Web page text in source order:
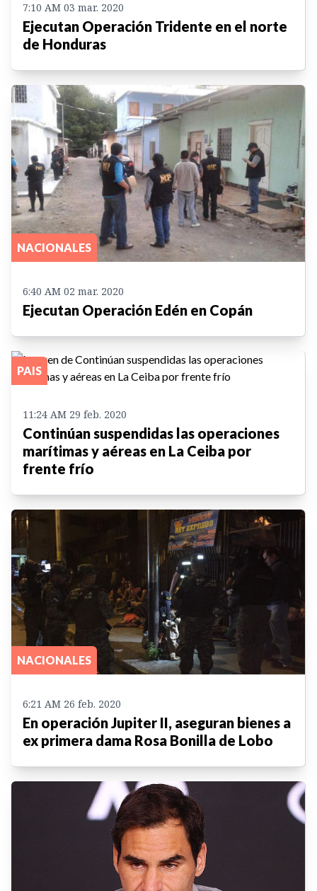
7:10 AM 03 mar. 2020
Ejecutan Operación Tridente en el norte
de Honduras
NACIONALES
6:40 AM 02 mar. 2020
Ejecutan Operación Edén en Copán
PAIS
11:24 AM 29 feb. 2020
Continúan suspendidas las operaciones
marítimas y aéreas en La Ceiba por
frente frío
NACIONALES
6:21 AM 26 feb. 2020
En operación Jupiter II, aseguran bienes a
ex primera dama Rosa Bonilla de Lobo